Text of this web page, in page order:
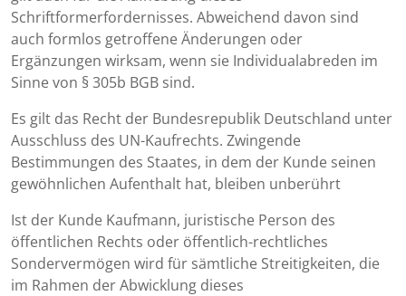
Schriftformerfordernisses. Abweichend davon sind
auch formlos getroffene Änderungen oder
Ergänzungen wirksam, wenn sie Individualabreden im
Sinne von § 305b BGB sind.
Es gilt das Recht der Bundesrepublik Deutschland unter
Ausschluss des UN-Kaufrechts. Zwingende
Bestimmungen des Staates, in dem der Kunde seinen
gewöhnlichen Aufenthalt hat, bleiben unberührt
Ist der Kunde Kaufmann, juristische Person des
öffentlichen Rechts oder öffentlich-rechtliches
Sondervermögen wird für sämtliche Streitigkeiten, die
im Rahmen der Abwicklung dieses